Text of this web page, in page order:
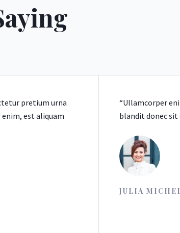
pretium urna
est aliquam
“Ullamcorper
blandit donec sit
JULIA